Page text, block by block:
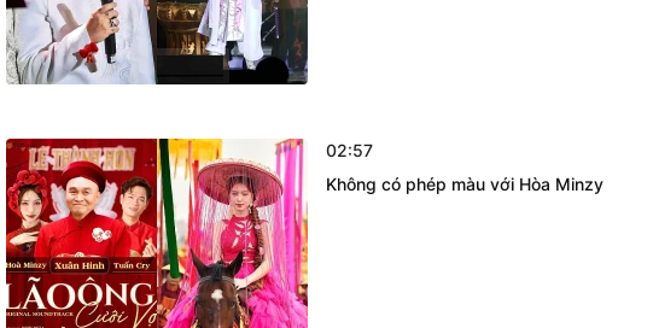
02:57
Không có phép màu với Hòa Minzy